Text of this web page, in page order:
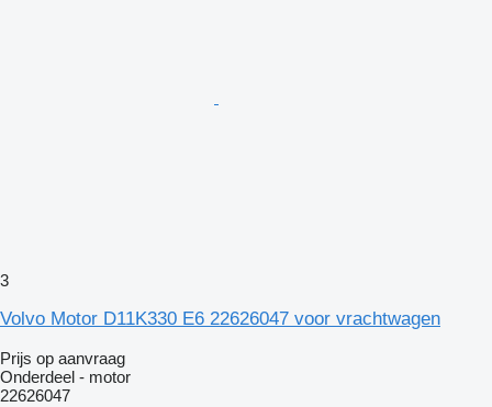
3
Volvo Motor D11K330 E6 22626047 voor vrachtwagen
Prijs op aanvraag
Onderdeel - motor
22626047